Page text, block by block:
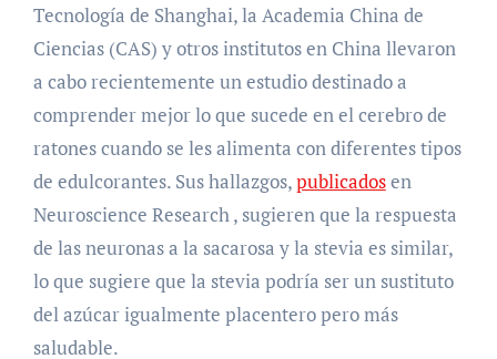
Tecnología de Shanghai, la Academia China de
Ciencias (CAS) y otros institutos en China llevaron
a cabo recientemente un estudio destinado a
comprender mejor lo que sucede en el cerebro de
ratones cuando se les alimenta con diferentes tipos
de edulcorantes. Sus hallazgos,publicadosen
Neuroscience Research , sugieren que la respuesta
de las neuronas a la sacarosa y la stevia es similar,
lo que sugiere que la stevia podría ser un sustituto
del azúcar igualmente placentero pero más
saludable.